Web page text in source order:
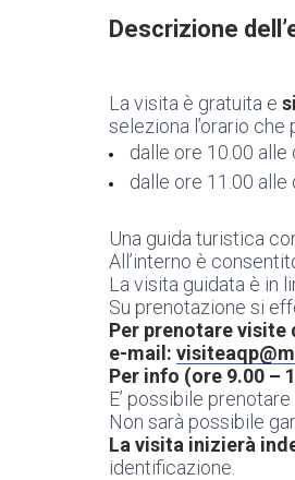
Descrizione
La visita è gratuita e
seleziona l’orario che
dalle ore 10.00 alle
dalle ore 11.00 alle
Una guida turistica
All’interno è
La visita guidata è in
Su prenotazione si
Per prenotare visite
e-mail:
Per info (ore 9.00 –
E’ possibile
Non sarà possibile
La visita inizierà
identificazione.